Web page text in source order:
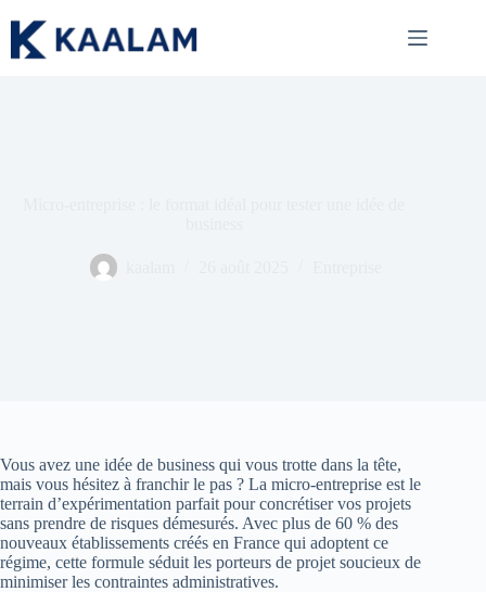
au
contenu
Vous avez une idée de business qui vous trotte dans la tête,
mais vous hésitez à franchir le pas ? La micro-entreprise est le
terrain d’expérimentation parfait pour concrétiser vos projets
sans prendre de risques démesurés. Avec plus de 60 % des
nouveaux établissements créés en France qui adoptent ce
régime, cette formule séduit les porteurs de projet soucieux de
minimiser les contraintes administratives.